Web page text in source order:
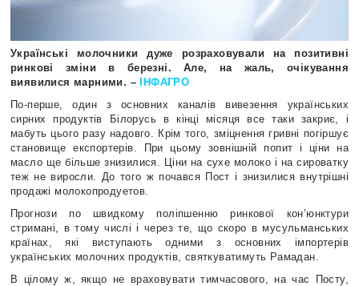
Українські молочники дуже розраховували на позитивні
ринкові зміни в березні. Але, на жаль, очікування
виявилися марними. –
ІНФАГРО
По-перше, один з основних каналів вивезення українських
сирних продуктів Білорусь в кінці місяця все таки закриє, і
мабуть цього разу надовго. Крім того, зміцнення гривні погіршує
становище експортерів. При цьому зовнішній попит і ціни на
масло ще більше знизилися. Ціни на сухе молоко і на сироватку
теж не виросли. До того ж почався Пост і знизилися внутрішні
продажі молокопродуетов.
Прогнози по швидкому поліпшенню ринкової кон’юнктури
стримані, в тому числі і через те, що скоро в мусульманських
країнах, які виступають одними з основних імпортерів
українських молочних продуктів, святкуватимуть Рамадан.
В цілому ж, якщо не враховувати тимчасового, на час Посту,